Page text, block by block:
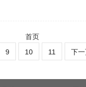
首页
9 10 11 下